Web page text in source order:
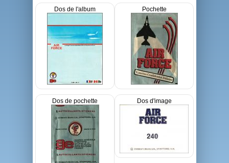
Dos de l'album Pochette
Dos de pochette Dos d'image